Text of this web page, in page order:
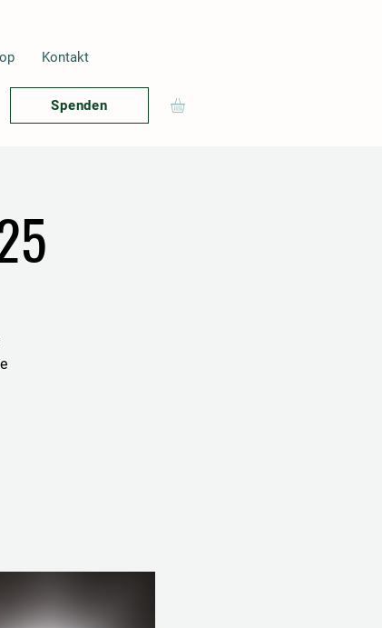
Kontakt
Spenden